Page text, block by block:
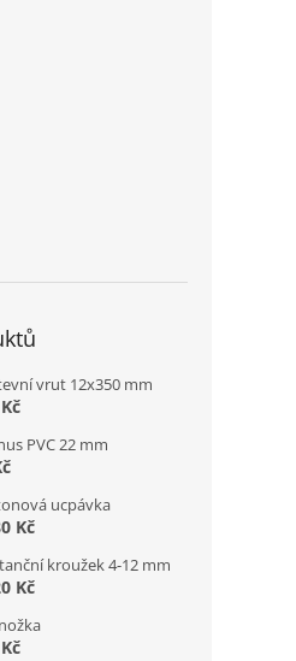
vrut 12x350 mm
PVC 22 mm
ucpávka
Kč
kroužek 4-12 mm
Kč